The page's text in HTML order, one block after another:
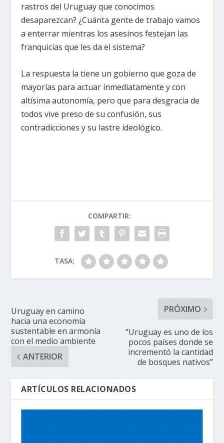
rastros del Uruguay que conocimos
desaparezcan? ¿Cuánta gente de trabajo vamos
a enterrar mientras los asesinos festejan las
franquicias que les da el sistema?
La respuesta la tiene un gobierno que goza de
mayorías para actuar inmediatamente y con
altísima autonomía, pero que para desgracia de
todos vive preso de su confusión, sus
contradicciones y su lastre ideológico.
COMPARTIR:
TASA:
Uruguay en camino
hacia una economía
sustentable en armonía
con el medio ambiente
ANTERIOR
PRÓXIMO
“Uruguay es uno de los
pocos países donde se
incrementó la cantidad
de bosques nativos”
ARTÍCULOS RELACIONADOS